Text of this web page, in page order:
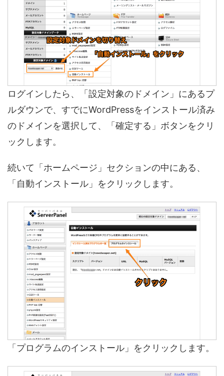
ログインしたら、「設定対象のドメイン」にあるプ
ルダウンで、すでにWordPressをインストール済み
のドメインを選択して、「確定する」ボタンをクリ
ックします。
続いて「ホームページ」セクションの中にある、
「自動インストール」をクリックします。
「プログラムのインストール」をクリックします。